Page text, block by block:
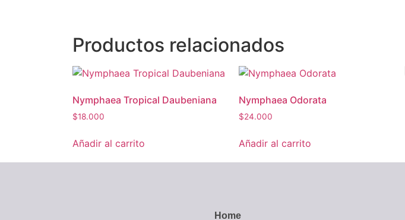
Productos relacionados
Nymphaea Tropical Daubeniana
$18.000
Añadir al carrito
Nymphaea Odorata
$24.000
Añadir al carrito
Home